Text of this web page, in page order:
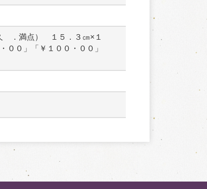
．満点）　１５．３㎝×１
００」「￥１００・００」